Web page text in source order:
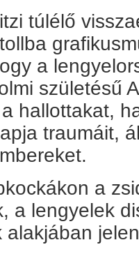
túlélő
a
születésű
hallottakat,
traumáit,
a
a lengyelek
alakjában